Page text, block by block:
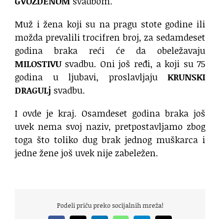
Muž i žena koji su na pragu stote godine ili
možda prevalili trocifren broj, za sedamdeset
godina braka reći će da obeležavaju
MILOSTIVUsvadbu. Oni još ređi, a koji su 75
godina u ljubavi, proslavljaju KRUNSKI
DRAGULj svadbu.
I ovde je kraj. Osamdeset godina braka još
uvek nema svoj naziv, pretpostavljamo zbog
toga što toliko dug brak jednog muškarca i
jedne žene još uvek nije zabeležen.
Podeli priču preko socijalnih mreža!